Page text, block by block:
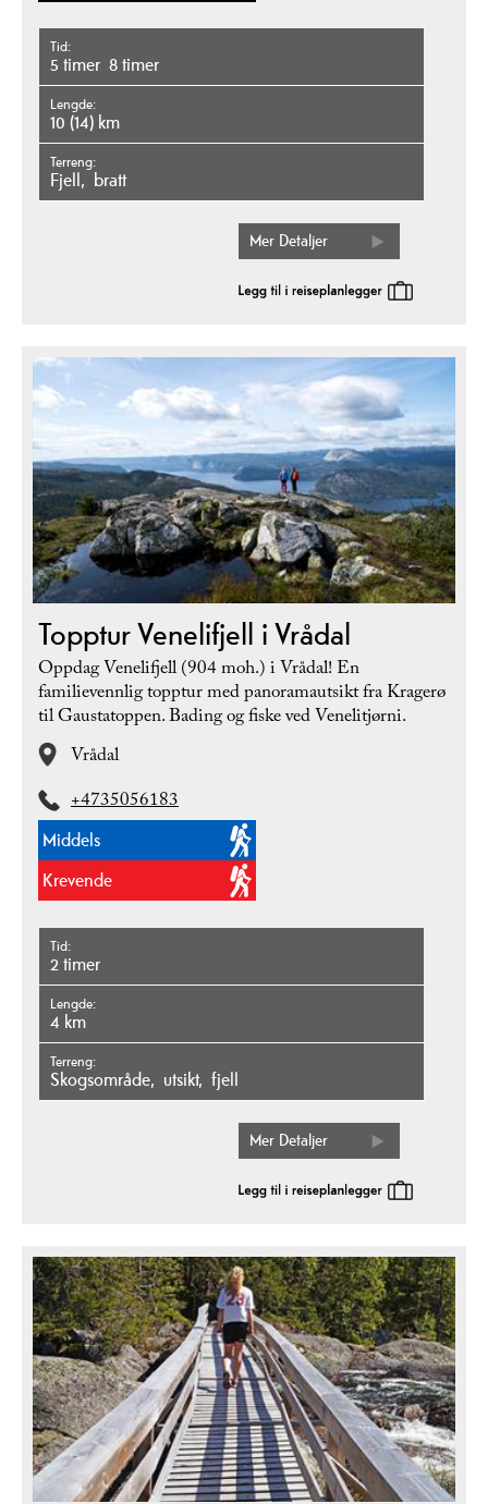
Tid
5 timer 8 timer
Lengde
10 (14) km
Terreng
fjell bratt
Mer Detaljer
Topptur Venelifjell i Vrådal
Oppdag Venelifjell (904 moh.) i Vrådal! En
familievennlig topptur med panoramautsikt fra Kragerø
til Gaustatoppen. Bading og fiske ved Venelitjørni.
Vrådal
+4735056183
Middels
Krevende
Tid
2 timer
Lengde
4 km
Terreng
skogsområde utsikt fjell
Mer Detaljer